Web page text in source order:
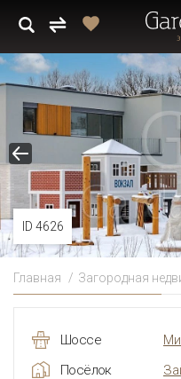
ID 4626
Главная Загородная
Шоссе
Посёлок